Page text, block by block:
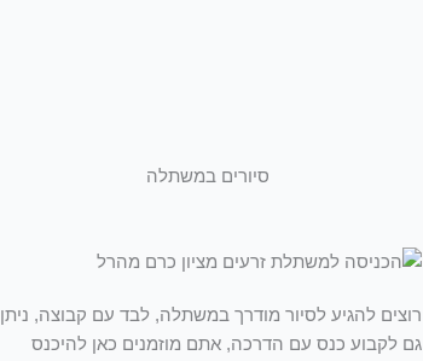
סיורים במשתלה
רוצים להגיע לסיור מודרך במשתלה, לבד עם קבוצה, ניתן
גם לקבוע כנס עם הדרכה, אתם מוזמנים כאן להיכנס